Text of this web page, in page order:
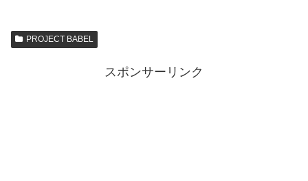
PROJECT BABEL
スポンサーリンク